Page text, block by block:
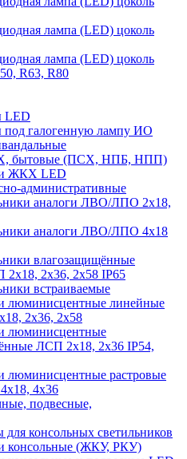
лампа (LED) цоколь
лампа (LED) цоколь
R63, R80
LED
галогенную лампу ИО
бытовые (ПСХ, НПБ, НПП)
ЖКХ LED
административные
аналоги ЛВО/ЛПО 2х18,
аналоги ЛВО/ЛПО 4х18
влагозащищённые
2х18, 2х36, 2х58 IP65
встраиваемые
люминисцентные линейные
2х36, 2х58
люминисцентные
ЛСП 2х18, 2х36 IP54,
люминисцентные растровые
4х36
подвесные,
консольных светильников
консольные (ЖКУ, РКУ)